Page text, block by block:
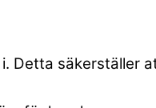
Detta säkerställer